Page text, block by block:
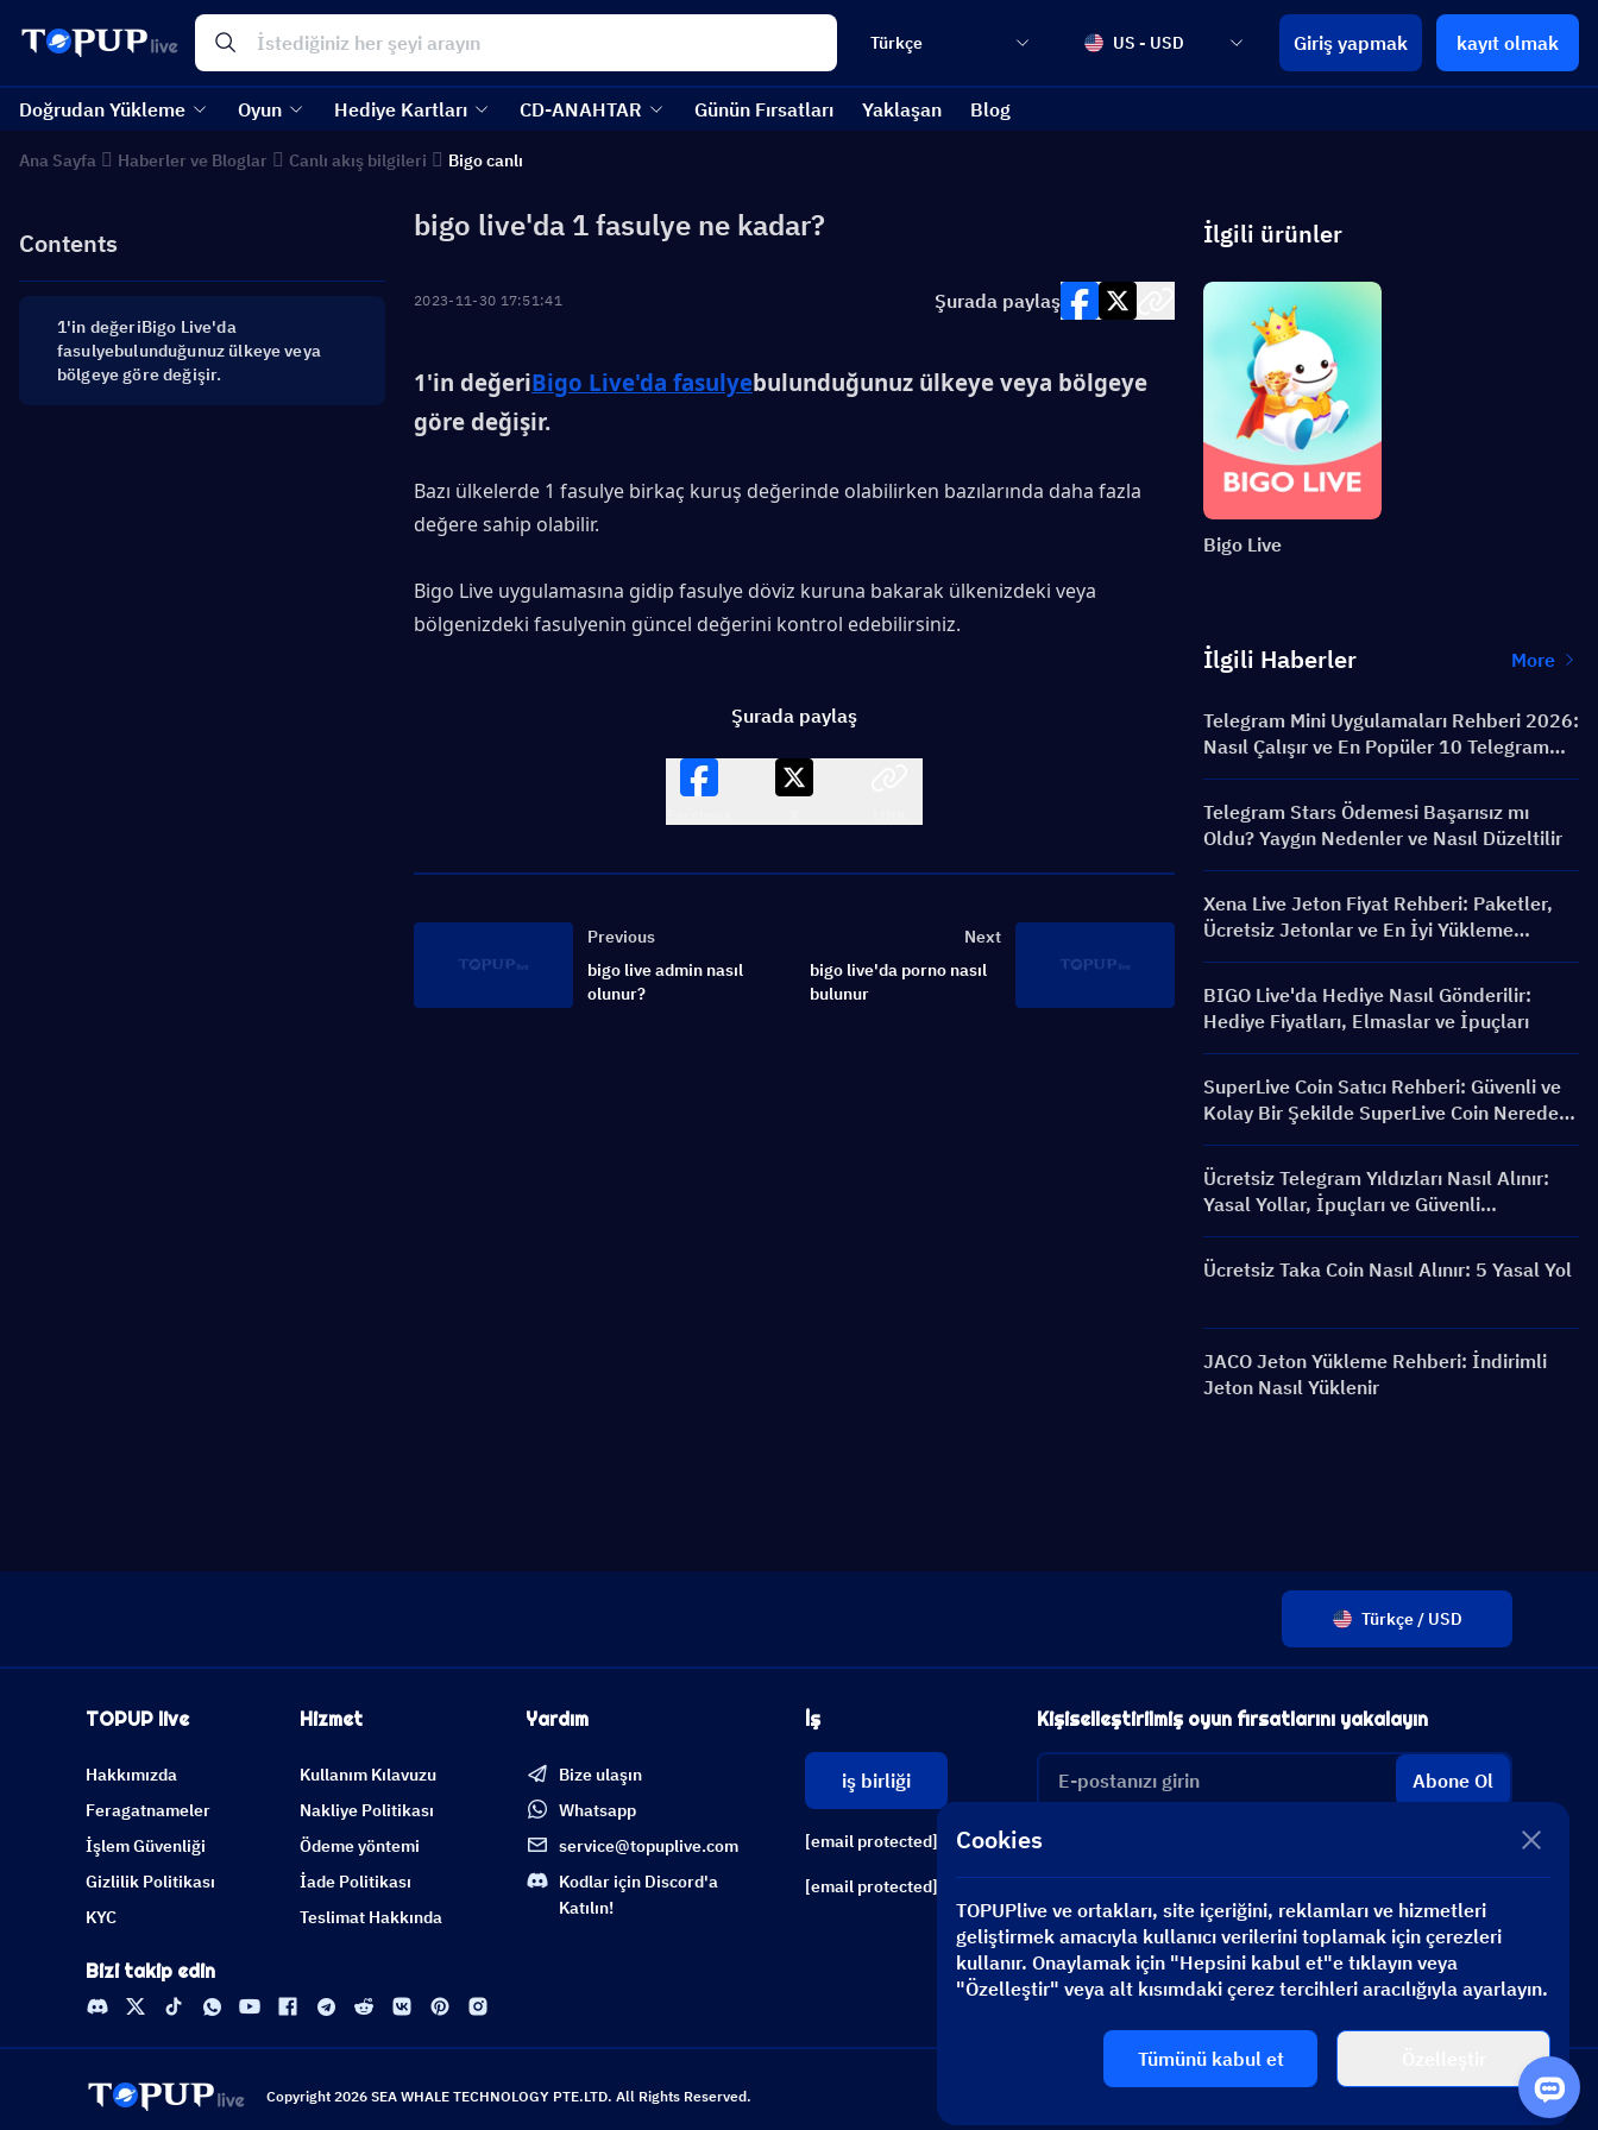
Türkçe US - USD Giriş yapmak kayıt olmak
Doğrudan Yükleme Oyun Hediye Kartları CD-ANAHTAR Günün Fırsatları Yaklaşan Blog
Ana Sayfa Haberler ve Bloglar Canlı akış bilgileri Bigo canlı
Contents
1'in değeriBigo Live'da
fasulyebulunduğunuz ülkeye veya
bölgeye göre değişir.
bigo live'da 1 fasulye ne kadar?
2023-11-30 17:51:41 Şurada paylaş
1'in değeriBigo Live'da fasulyebulunduğunuz ülkeye veya bölgeye
göre değişir.
Bazı ülkelerde 1 fasulye birkaç kuruş değerinde olabilirken bazılarında daha fazla
değere sahip olabilir.
Bigo Live uygulamasına gidip fasulye döviz kuruna bakarak ülkenizdeki veya
bölgenizdeki fasulyenin güncel değerini kontrol edebilirsiniz.
Şurada paylaş
Previous
bigo live admin nasıl
olunur?
Next
bigo live'da porno nasıl
bulunur
İlgili ürünler
Bigo Live
İlgili Haberler More
Telegram Mini Uygulamaları Rehberi 2026:
Nasıl Çalışır ve En Popüler 10 Telegram
Mini Uygulaması
Telegram Stars Ödemesi Başarısız mı
Oldu? Yaygın Nedenler ve Nasıl Düzeltilir
Xena Live Jeton Fiyat Rehberi: Paketler,
Ücretsiz Jetonlar ve En İyi Yükleme
Yöntemleri
BIGO Live'da Hediye Nasıl Gönderilir:
Hediye Fiyatları, Elmaslar ve İpuçları
SuperLive Coin Satıcı Rehberi: Güvenli ve
Kolay Bir Şekilde SuperLive Coin Nereden
Satın Alınır
Ücretsiz Telegram Yıldızları Nasıl Alınır:
Yasal Yollar, İpuçları ve Güvenli
Alternatifler
Ücretsiz Taka Coin Nasıl Alınır: 5 Yasal Yol
JACO Jeton Yükleme Rehberi: İndirimli
Jeton Nasıl Yüklenir
Türkçe / USD
TOPUP live
Hakkımızda
Feragatnameler
İşlem Güvenliği
Gizlilik Politikası
KYC
Hizmet
Kullanım Kılavuzu
Nakliye Politikası
Ödeme yöntemi
İade Politikası
Teslimat Hakkında
Yardım
Bize ulaşın
Whatsapp
service@topuplive.com
Kodlar için Discord'a
Katılın!
İş
iş birliği
[email protected]
[email protected]
Kişiselleştirilmiş oyun fırsatlarını yakalayın
Abone Ol
Bizi takip edin
Copyright 2026 SEA WHALE TECHNOLOGY PTE.LTD. All Rights Reserved.
Cookies
TOPUPlive ve ortakları, site içeriğini, reklamları ve hizmetleri
geliştirmek amacıyla kullanıcı verilerini toplamak için çerezleri
kullanır. Onaylamak için "Hepsini kabul et"e tıklayın veya
"Özelleştir" veya alt kısımdaki çerez tercihleri aracılığıyla ayarlayın.
Tümünü kabul et